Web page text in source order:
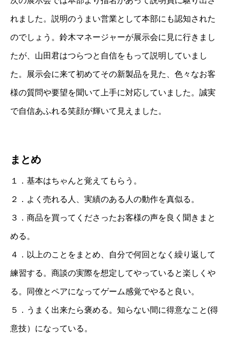
れました。説明のうまい営業として本部にも認知された
のでしょう。鈴木マネージャーが展示会に見に行きまし
たが、山田君はつらつと自信をもって説明していまし
た。展示会に来て初めてその新製品を見た、色々なお客
様の質問や要望を聞いて上手に対応していました。誠実
で自信あふれる笑顔が輝いて見えました。
まとめ
１．基本はちゃんと覚えてもらう。
２．よく売れる人、実績のある人の動作を真似る。
３．商品を買ってくださったお客様の声を良く聞きまと
める。
４．以上のことをまとめ、自分で何回となく繰り返して
練習する。商談の実際を想定してやっていると楽しくや
る。同僚とペアになってゲーム感覚でやると良い。
５．うまく出来たら褒める。知らない間に得意なこと(得
意技）になっている。